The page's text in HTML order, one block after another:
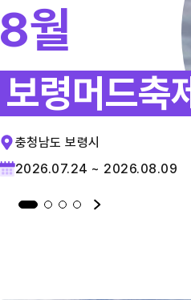
8월
보령머드축
충청남도 보령시
2026.07.24 ~ 2026.08.09